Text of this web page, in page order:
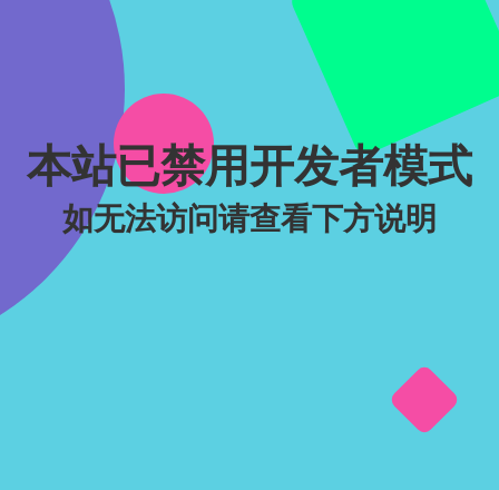
本站已禁用开发者模式
如无法访问请查看下方说明